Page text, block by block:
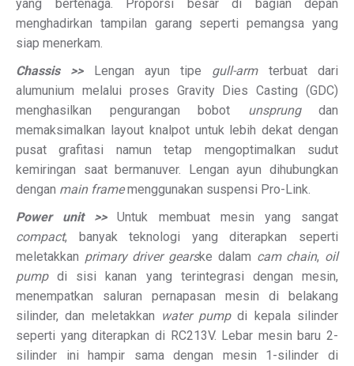
yang bertenaga. Proporsi besar di bagian depan
menghadirkan tampilan garang seperti pemangsa yang
siap menerkam.
Chassis >> Lengan ayun tipe gull-armterbuat dari
alumunium melalui proses Gravity Dies Casting (GDC)
menghasilkan pengurangan bobot unsprungdan
memaksimalkan layout knalpot untuk lebih dekat dengan
pusat grafitasi namun tetap mengoptimalkan sudut
kemiringan saat bermanuver. Lengan ayun dihubungkan
dengan main framemenggunakan suspensi Pro-Link.
Power unit >>Untuk membuat mesin yang sangat
compact, banyak teknologi yang diterapkan seperti
meletakkan primary driver gearske dalam cam chain, oil
pumpdi sisi kanan yang terintegrasi dengan mesin,
menempatkan saluran pernapasan mesin di belakang
silinder, dan meletakkan water pumpdi kepala silinder
seperti yang diterapkan di RC213V. Lebar mesin baru 2-
silinder ini hampir sama dengan mesin 1-silinder di